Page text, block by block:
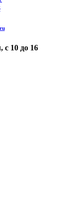
10 до 16